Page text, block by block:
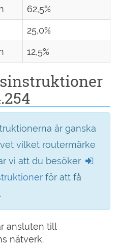
62,5%
25,0%
12,5%
är ganska
vilket routermärke
vi att du besöker
för att få
ansluten till
nätverk.